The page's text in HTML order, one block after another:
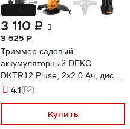
3 110 ₽
3 525 ₽
Триммер садовый
аккумуляторный DEKO
DKTR12 Pluse, 2х2.0 Ач, диск
40Т, диск 4Т, нож 2Т,
ручная с леской 1,5 мм, 085-
2006
4.1(82)
Купить